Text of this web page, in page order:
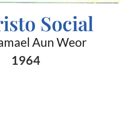
Social
Aun Weor
1964